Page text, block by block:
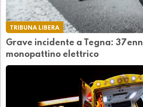
TRIBUNA LIBERA
Grave incidente a Tegna:
monopattino elettrico